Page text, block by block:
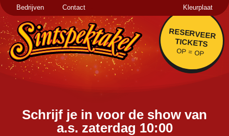
Bedrijven Contact Kleurplaat
RESERVEER
TICKETS
OP = OP
Schrijf je in voor de show van
a.s. zaterdag 10:00